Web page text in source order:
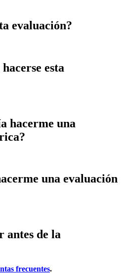
evaluación?
esta
hacerme una
una evaluación
antes de la
frecuentes.